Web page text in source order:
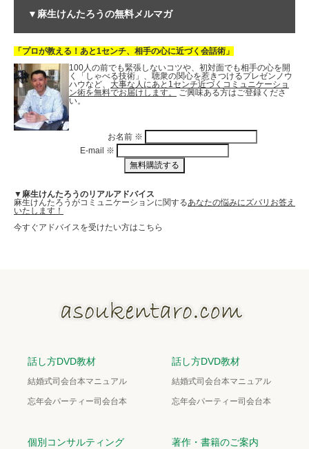
▼麻生けんたろうの無料メルマガ
「プロが教える！あと1センチ、相手の心に近づく会話術」
100人の前でも緊張しないコツや、初対面でも相手の心を開
く「しゃべる技術」、聴衆の関心を惹きつけるプレゼンノウ
ハウなど、 大事な人にあと1センチ近づくコミュニケーショ
ン術を無料でお届けします。
ご興味ある方はご登録くださ
い。
お名前 ※
E-mail ※
▼麻生けんたろうのリアルアドバイス
麻生けんたろうがコミュニケーションに関するあなたの悩みにズバリお答え
いたします！
今すぐアドバイスを受けたい方はこちら
話し方DVD教材
結婚式司会台本マニュアル
忘年会パーティー司会台本
話し方DVD教材
結婚式司会台本マニュアル
忘年会パーティー司会台本
個別コンサルティング 著作・書籍のご案内